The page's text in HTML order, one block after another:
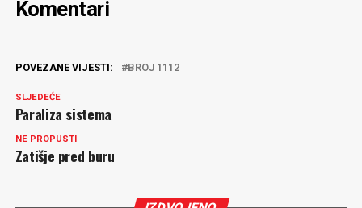
Komentari
POVEZANE VIJESTI: BROJ 1112
SLJEDEĆE
Paraliza sistema
NE PROPUSTI
Zatišje pred buru